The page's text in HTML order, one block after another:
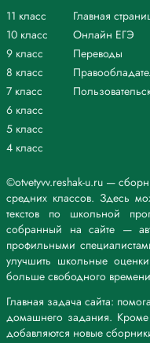
©otvetyvv.reshak-u.ru —
средних классов. Здесь
текстов по школьной
собранный на сайте —
профильными
улучшить школьные
больше свободного
Главная задача сайта:
домашнего задания. Кроме
добавляются новые
11 класс
10 класс
9 класс
8 класс
7 класс
6 класс
5 класс
4 класс
Главная
Онлайн ЕГЭ
Переводы